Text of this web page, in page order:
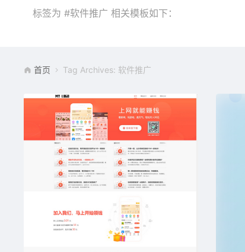
标签为 #软件推广 相关模板如下：
首页 Tag Archives: 软件推广